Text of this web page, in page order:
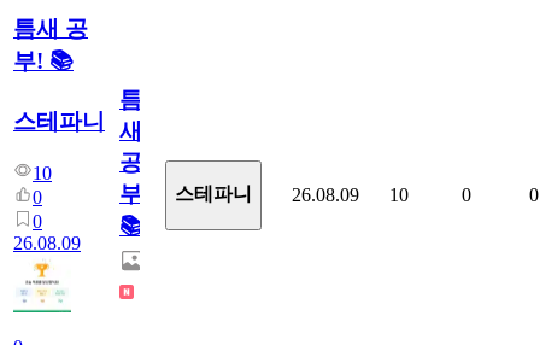
틈새 공
부! 📚
스테파니
10
0
0
26.08.09
틈
새
공
부!
📚
스테파니 26.08.09 10 0 0